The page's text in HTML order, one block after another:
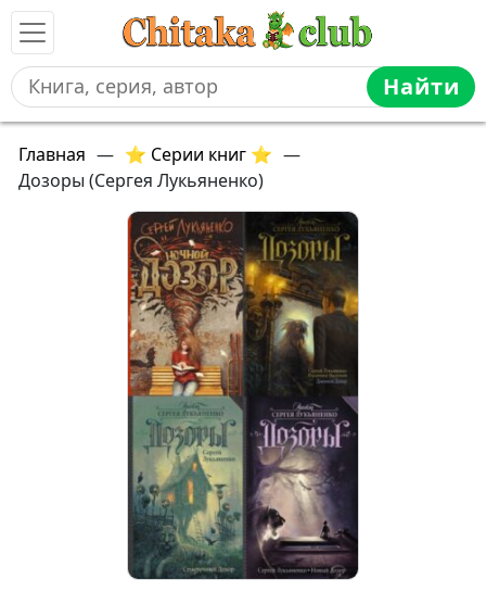
Найти
Главная — ⭐ Серии книг ⭐ —
Дозоры (Сергея Лукьяненко)